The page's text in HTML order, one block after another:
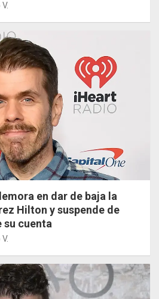
en dar de baja la
Hilton y suspende de
su cuenta